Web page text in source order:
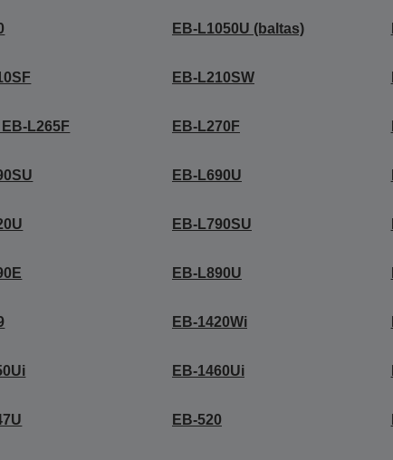
EB-L1050U (baltas)
EB-L210SW
L265F EB-L270F
EB-L690U
EB-L790SU
EB-L890U
EB-1420Wi
EB-1460Ui
EB-520